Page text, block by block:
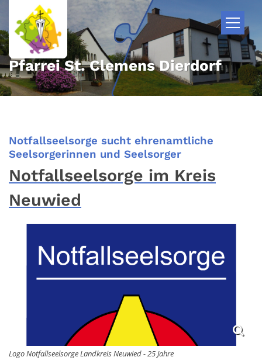
Zum Inhalt springen
Pfarrei St. Clemens Dierdorf
Notfallseelsorge sucht ehrenamtliche
Seelsorgerinnen und Seelsorger:
Notfallseelsorge im Kreis
Neuwied
Logo Notfallseelsorge Landkreis Neuwied - 25 Jahre